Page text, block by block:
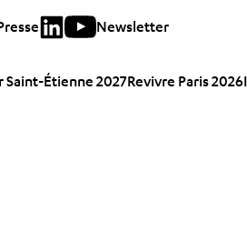
Newsletter
Saint-Étienne 2027Revivre Paris 2026